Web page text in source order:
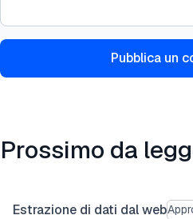
Pubblica un
Prossimo da
Estrazione di dati dal web